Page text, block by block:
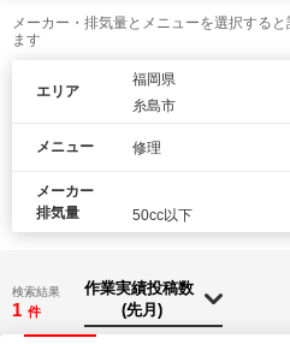
メーカー・排気量とメニューを選択する
ます
エリア
福岡県
糸島市
メニュー 修理
メーカー
排気量
50cc以下
検索結果
1 件